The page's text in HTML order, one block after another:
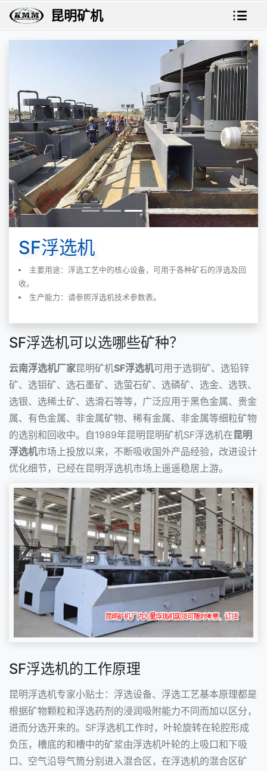
昆明矿机
SF浮选机
主要用途：浮选工艺中的核心设备，可用于各种矿石的浮选及回
收。
生产能力：请参照浮选机技术参数表。
SF浮选机可以选哪些矿种？
云南浮选机厂家昆明矿机SF浮选机可用于选铜矿、选铅锌
矿、选钼矿、选石墨矿、选萤石矿、选磷矿、选金、选铁、
选银、选稀土矿、选滑石等等，广泛应用于黑色金属、贵金
属、有色金属、非金属矿物、稀有金属、非金属等细粒矿物
的选别和回收中。自1989年昆明 昆明矿机SF浮选机在昆明
浮选机市场上投放以来，不断吸收国外产品经验，改进设计
优化细节，已经在昆明浮选机市场上遥遥稳居上游。
SF浮选机的工作原理
昆明浮选机专家小贴士：浮选设备、浮选工艺基本原理都是
根据矿物颗粒和浮选药剂的浸润吸附能力不同而加以区分，
进而分选开来的。SF浮选机工作时，叶轮旋转在轮腔形成
负压，槽底的和槽中的矿浆由浮选机叶轮的上吸口和下吸
口、空气沿导气筒分别进入混合区，在浮选机的混合区矿